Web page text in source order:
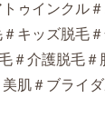
ゥインクル
キッズ脱毛
＃介護脱毛＃
肌＃ブライ